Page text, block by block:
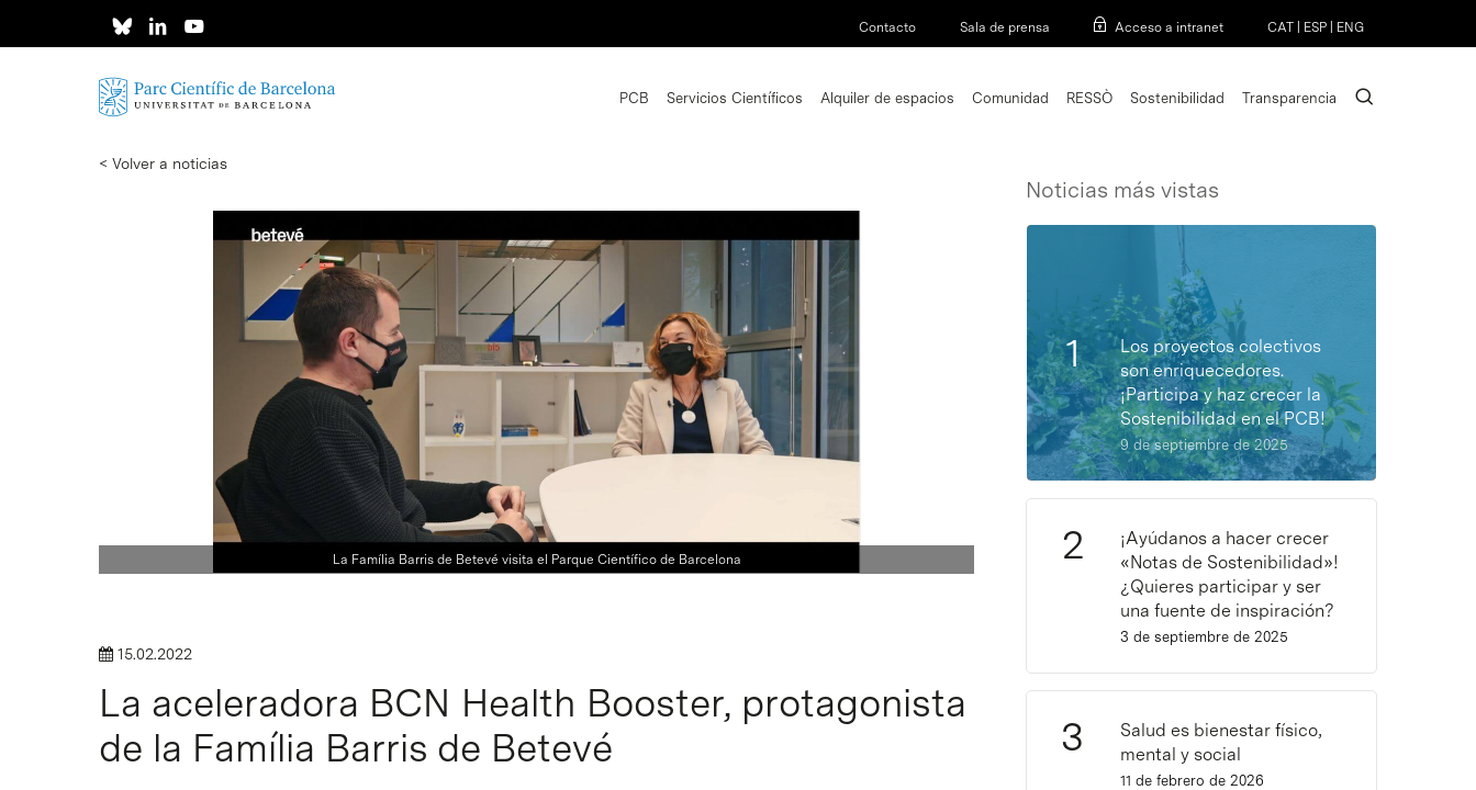
Contacto Sala de prensa Acceso a intranet CAT ESP ENG
PCB Servicios Científicos Alquiler de espacios Comunidad RESSÒ Sostenibilidad Transparencia search
< Volver a noticias
La Família Barris de Betevé visita el Parque Científico de Barcelona
15.02.2022
La aceleradora BCN Health Booster, protagonista
de la Família Barris de Betevé
Noticias más vistas
Los proyectos colectivos
son enriquecedores.
¡Participa y haz crecer la
Sostenibilidad en el PCB!
9 de septiembre de 2025
¡Ayúdanos a hacer crecer
«Notas de Sostenibilidad»!
¿Quieres participar y ser
una fuente de inspiración?
3 de septiembre de 2025
Salud es bienestar físico,
mental y social
11 de febrero de 2026